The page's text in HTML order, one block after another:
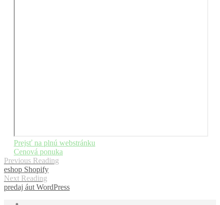
Prejsť na plnú webstránku
Cenová ponuka
Previous Reading
eshop Shopify
Next Reading
predaj áut WordPress